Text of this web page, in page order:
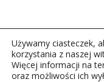
Używamy ciasteczek,
korzystania z naszej
Więcej informacji na
oraz możliwości ich